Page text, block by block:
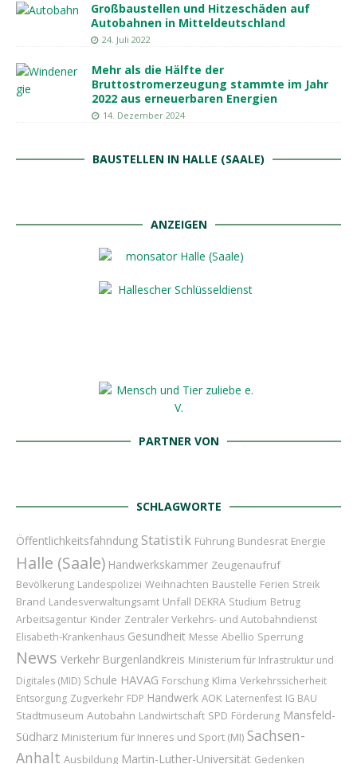
Großbaustellen und Hitzeschäden auf
Autobahnen in Mitteldeutschland
24. Juli 2022
Mehr als die Hälfte der
Bruttostromerzeugung stammte im Jahr
2022 aus erneuerbaren Energien
14. Dezember 2024
BAUSTELLEN IN HALLE (SAALE)
ANZEIGEN
PARTNER VON
SCHLAGWORTE
Öffentlichkeitsfahndung Statistik Führung Bundesrat Energie
Halle (Saale) Handwerkskammer Zeugenaufruf
Bevölkerung Landespolizei Weihnachten Baustelle Ferien Streik
Brand Landesverwaltungsamt Unfall DEKRA Studium Betrug
Arbeitsagentur Kinder Zentraler Verkehrs- und Autobahndienst
Elisabeth-Krankenhaus Gesundheit Messe Abellio Sperrung
News Verkehr Burgenlandkreis Ministerium für Infrastruktur und
Digitales (MID) Schule HAVAG Forschung Klima Verkehrssicherheit
Entsorgung Zugverkehr FDP Handwerk AOK Laternenfest IG BAU
Stadtmuseum Autobahn Landwirtschaft SPD Förderung Mansfeld-
Südharz Ministerium für Inneres und Sport (MI) Sachsen-
Anhalt Ausbildung Martin-Luther-Universität Gedenken